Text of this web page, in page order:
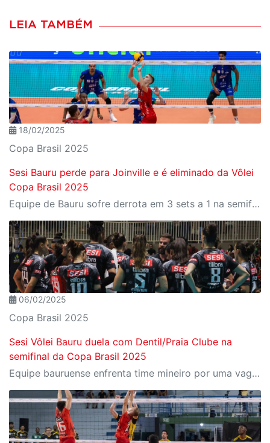
LEIA TAMBÉM
18/02/2025
Copa Brasil 2025
Sesi Bauru perde para Joinville e é eliminado da Vôlei
Copa Brasil 2025
Equipe de Bauru sofre derrota em 3 sets a 1 na semifinal do torneio
06/02/2025
Copa Brasil 2025
Sesi Vôlei Bauru duela com Dentil/Praia Clube na
semifinal da Copa Brasil 2025
Equipe bauruense enfrenta time mineiro por uma vaga na decisão; jogo é nesta sexta, 7